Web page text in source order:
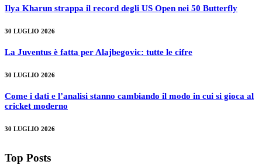
Ilya Kharun strappa il record degli US Open nei 50 Butterfly
30 LUGLIO 2026
La Juventus è fatta per Alajbegovic: tutte le cifre
30 LUGLIO 2026
Come i dati e l’analisi stanno cambiando il modo in cui si gioca al
cricket moderno
30 LUGLIO 2026
Top Posts